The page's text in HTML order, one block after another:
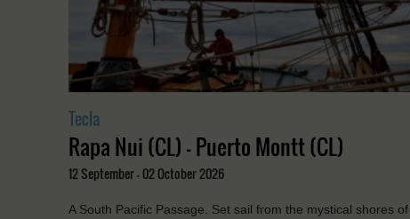
Tecla
Rapa Nui (CL) - Puerto Montt (CL)
12 September - 02 October 2026
A South Pacific Passage. Set sail from the mystical shores of